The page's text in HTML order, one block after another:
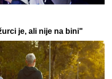
i mazali mu lak na
iz vrtića za Mame